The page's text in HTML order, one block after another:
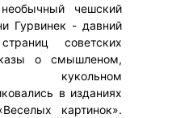
чешский
Гурвинек - давний
советских
о смышленом,
кукольном
в изданиях
картинок».